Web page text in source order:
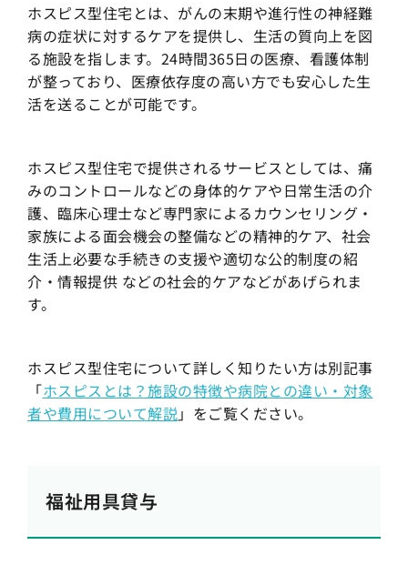
ホスピス型住宅とは、がんの末期や進行性の神経難
病の症状に対するケアを提供し、生活の質向上を図
る施設を指します。24時間365日の医療、看護体制
が整っており、医療依存度の高い方でも安心した生
活を送ることが可能です。
ホスピス型住宅で提供されるサービスとしては、痛
みのコントロールなどの身体的ケアや日常生活の介
護、臨床心理士など専門家によるカウンセリング・
家族による面会機会の整備などの精神的ケア、社会
生活上必要な手続きの支援や適切な公的制度の紹
介・情報提供 などの社会的ケアなどがあげられま
す。
ホスピス型住宅について詳しく知りたい方は別記事
「ホスピスとは？施設の特徴や病院との違い・対象
者や費用について解説」をご覧ください。
福祉用具貸与